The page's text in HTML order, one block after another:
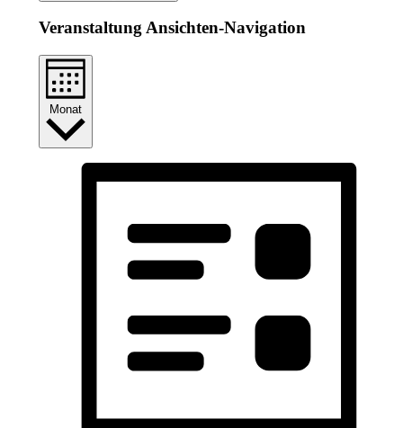
Veranstaltung Ansichten-Navigation
Monat